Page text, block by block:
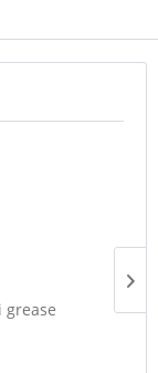
grease